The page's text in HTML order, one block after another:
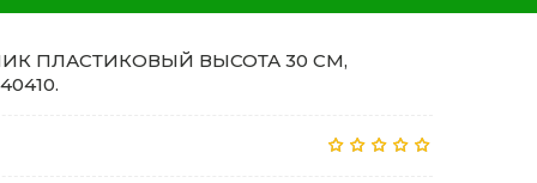
ПЛАСТИКОВЫЙ ВЫСОТА 30 СМ,